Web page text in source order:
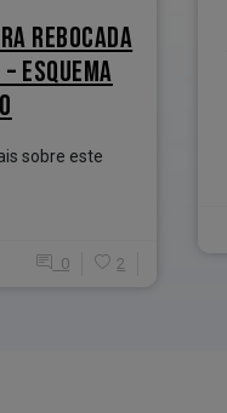
REBOCADA
ESQUEMA
sobre este
0 2